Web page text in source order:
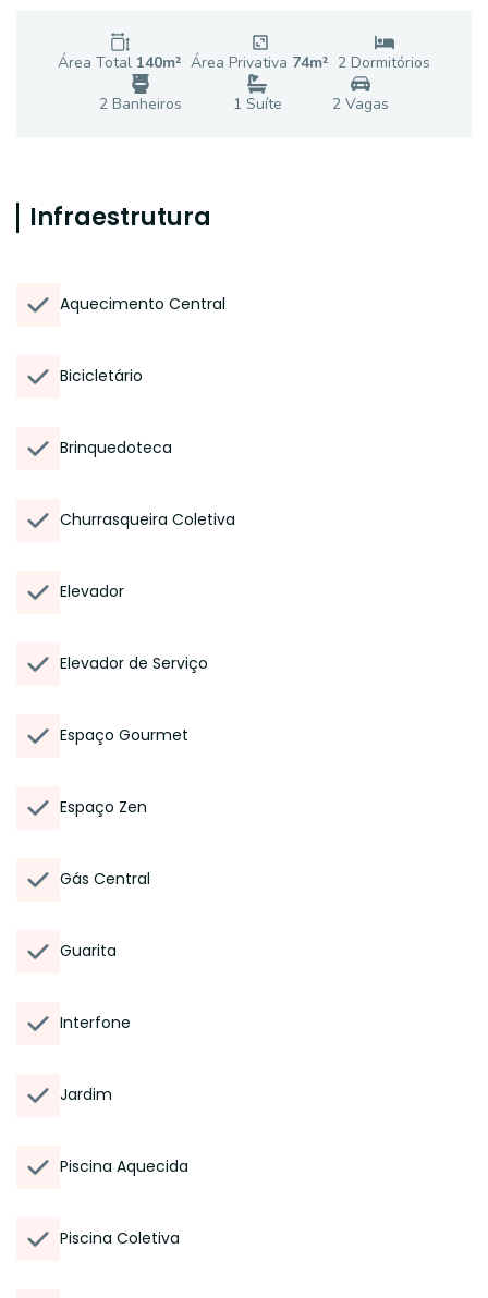
Área Total 140m² Área Privativa 74m² 2 Dormitórios
2 Banheiros 1 Suíte 2Vagas
Infraestrutura
Aquecimento Central
Bicicletário
Brinquedoteca
Churrasqueira Coletiva
Elevador
Elevador de Serviço
Espaço Gourmet
Espaço Zen
Gás Central
Guarita
Interfone
Jardim
Piscina Aquecida
Piscina Coletiva